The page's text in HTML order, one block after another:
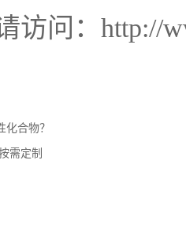
访问：http://
合物？
需定制